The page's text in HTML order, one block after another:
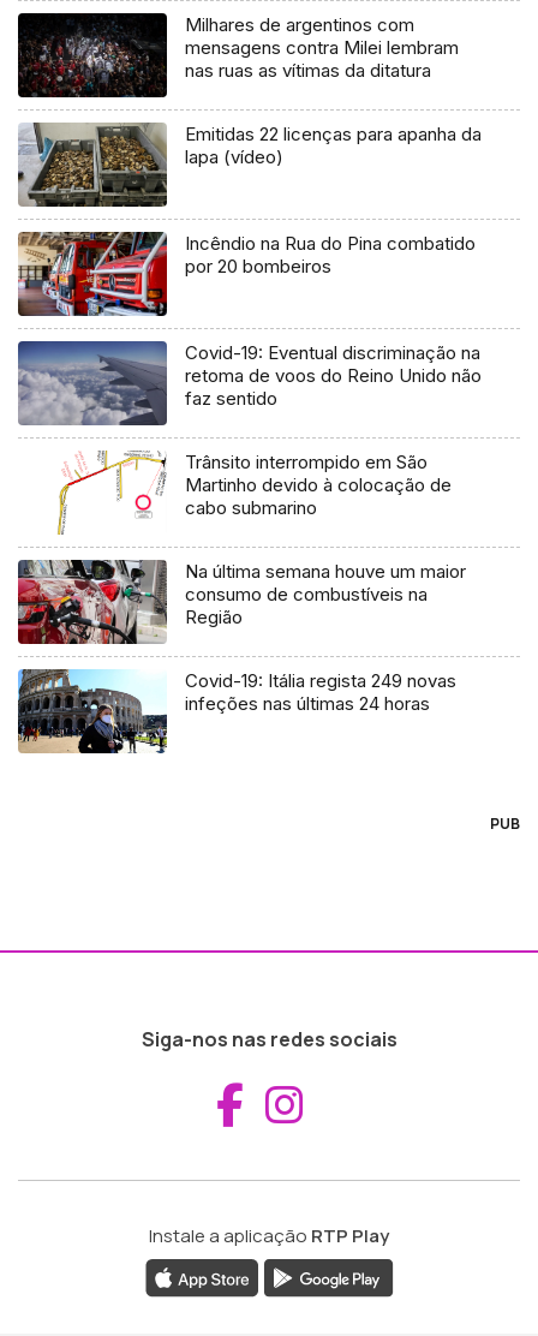
Milhares de argentinos com
mensagens contra Milei lembram
nas ruas as vítimas da ditatura
Emitidas 22 licenças para apanha da
lapa (vídeo)
Incêndio na Rua do Pina combatido
por 20 bombeiros
Covid-19: Eventual discriminação na
retoma de voos do Reino Unido não
faz sentido
Trânsito interrompido em São
Martinho devido à colocação de
cabo submarino
Na última semana houve um maior
consumo de combustíveis na
Região
Covid-19: Itália regista 249 novas
infeções nas últimas 24 horas
PUB
Siga-nos nas redes sociais
Aceder ao
Instale a aplicação RTP Play